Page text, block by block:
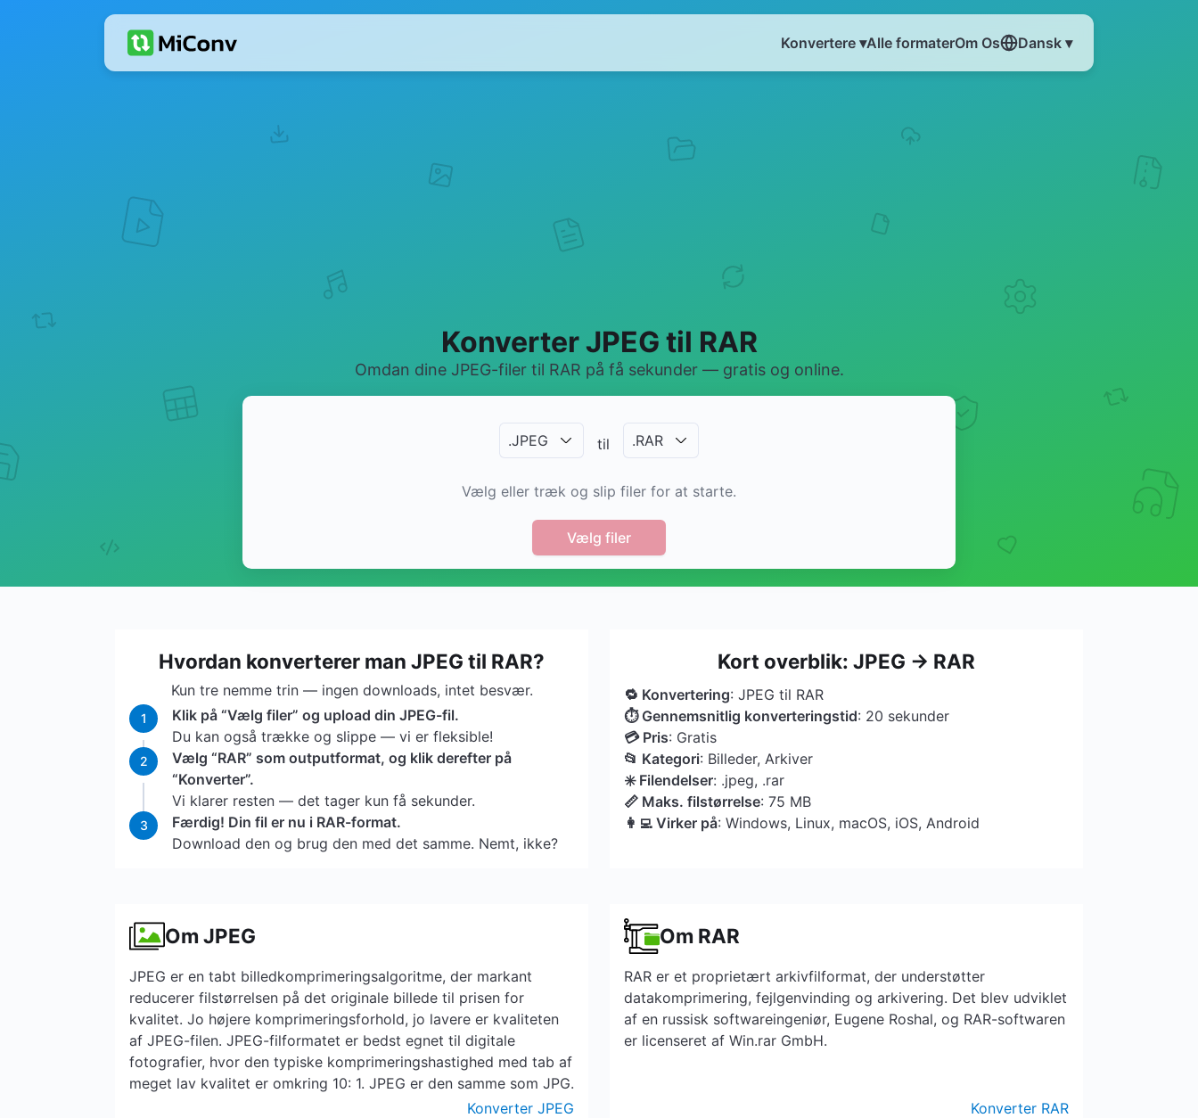
Konvertere ▾Alle formaterOm Os Dansk ▾
Konverter JPEG til RAR
Omdan dine JPEG-filer til RAR på få sekunder — gratis og online.
.JPEG til .RAR
Vælg eller træk og slip filer for at starte.
Vælg filer
Hvordan konverterer man JPEG til RAR?
Kun tre nemme trin — ingen downloads, intet besvær.
1
Klik på “Vælg filer” og upload din JPEG-fil.
Du kan også trække og slippe — vi er fleksible!
2
Vælg “RAR” som outputformat, og klik derefter på
“Konverter”.
Vi klarer resten — det tager kun få sekunder.
3
Færdig! Din fil er nu i RAR-format.
Download den og brug den med det samme. Nemt, ikke?
Kort overblik: JPEG → RAR
🔁 Konvertering: JPEG til RAR
⏱ Gennemsnitlig konverteringstid: 20 sekunder
💳 Pris: Gratis
📂 Kategori: Billeder, Arkiver
✳️ Filendelser: .jpeg, .rar
📏 Maks. filstørrelse: 75 MB
👩‍💻 Virker på: Windows, Linux, macOS, iOS, Android
Om JPEG
JPEG er en tabt billedkomprimeringsalgoritme, der markant
reducerer filstørrelsen på det originale billede til prisen for
kvalitet. Jo højere komprimeringsforhold, jo lavere er kvaliteten
af ​​JPEG-filen. JPEG-filformatet er bedst egnet til digitale
fotografier, hvor den typiske komprimeringshastighed med tab af
meget lav kvalitet er omkring 10: 1. JPEG er den samme som JPG.
Konverter JPEG
Om RAR
RAR er et proprietært arkivfilformat, der understøtter
datakomprimering, fejlgenvinding og arkivering. Det blev udviklet
af en russisk softwareingeniør, Eugene Roshal, og RAR-softwaren
er licenseret af Win.rar GmbH.
Konverter RAR